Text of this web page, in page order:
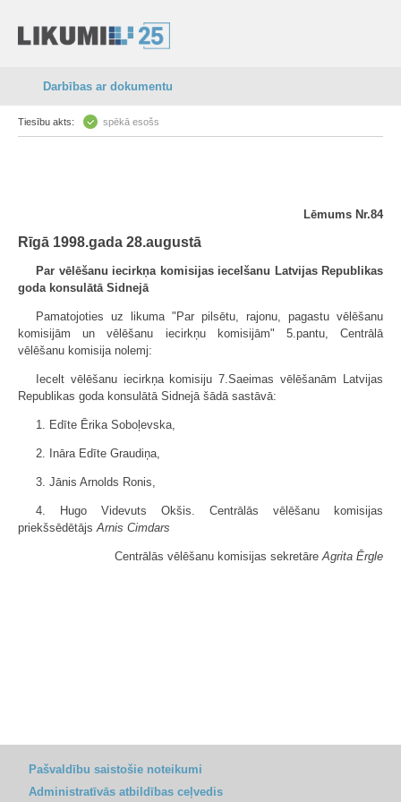
Darbības ar dokumentu
Tiesību akts: spēkā esošs
Lēmums Nr.84
Rīgā 1998.gada 28.augustā
Par vēlēšanu iecirkņa komisijas iecelšanu Latvijas Republikas
goda konsulātā Sidnejā
Pamatojoties uz likuma "Par pilsētu, rajonu, pagastu vēlēšanu
komisijām un vēlēšanu iecirkņu komisijām" 5.pantu, Centrālā
vēlēšanu komisija nolemj:
Iecelt vēlēšanu iecirkņa komisiju 7.Saeimas vēlēšanām Latvijas
Republikas goda konsulātā Sidnejā šādā sastāvā:
1. Edīte Ērika Soboļevska,
2. Ināra Edīte Graudiņa,
3. Jānis Arnolds Ronis,
4. Hugo Videvuts Okšis. Centrālās vēlēšanu komisijas
priekšsēdētājsArnis Cimdars
Centrālās vēlēšanu komisijas sekretāreAgrita Ērgle
Pašvaldību saistošie noteikumi
Administratīvās atbildības ceļvedis